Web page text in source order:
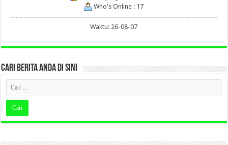
Who's Online : 17
Waktu: 26-08-07
CARI BERITA ANDA DI SINI